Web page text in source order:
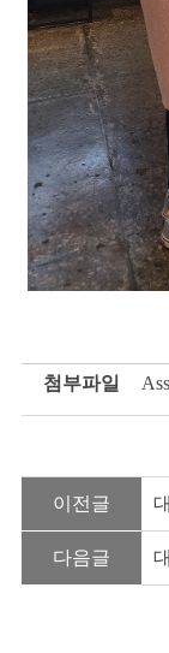
첨부파일
이전글
다음글